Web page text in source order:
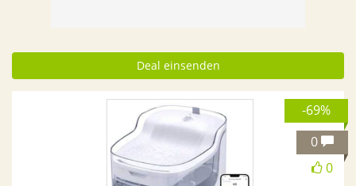
Deal einsenden
-69%
0
0